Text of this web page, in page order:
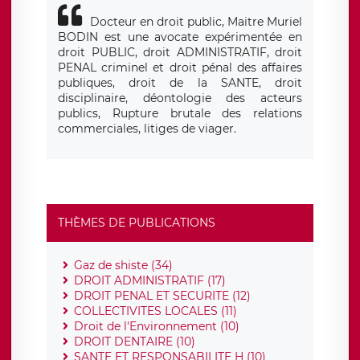
Docteur en droit public, Maitre Muriel
BODIN est une avocate expérimentée en
droit PUBLIC, droit ADMINISTRATIF, droit
PENAL criminel et droit pénal des affaires
publiques, droit de la SANTE, droit
disciplinaire, déontologie des acteurs
publics, Rupture brutale des relations
commerciales, litiges de viager.
THÈMES DE PUBLICATIONS
Gaz de shiste (34)
DROIT ADMINISTRATIF (17)
DROIT PENAL ET SECURITE (12)
COLLECTIVITES LOCALES (11)
Droit de l'Environnement (10)
DROIT DENTAIRE (10)
SANTE ET RESPONSABILITE H (10)